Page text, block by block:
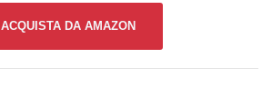
ACQUISTA DA AMAZON